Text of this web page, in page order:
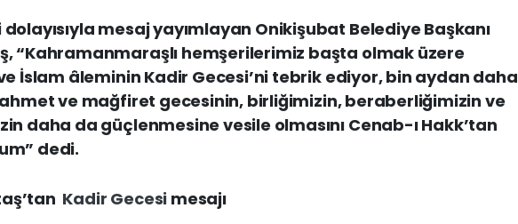
mesaj yayımlayan Onikişubat Belediye Başkanı
“Kahramanmaraşlı hemşerilerimiz başta olmak üzere
İslam âleminin Kadir Gecesi’ni tebrik ediyor, bin aydan daha
ve mağfiret gecesinin, birliğimizin, beraberliğimizin ve
daha da güçlenmesine vesile olmasını Cenab-ı Hakk’tan
dedi.
Kadir Gecesi mesajı